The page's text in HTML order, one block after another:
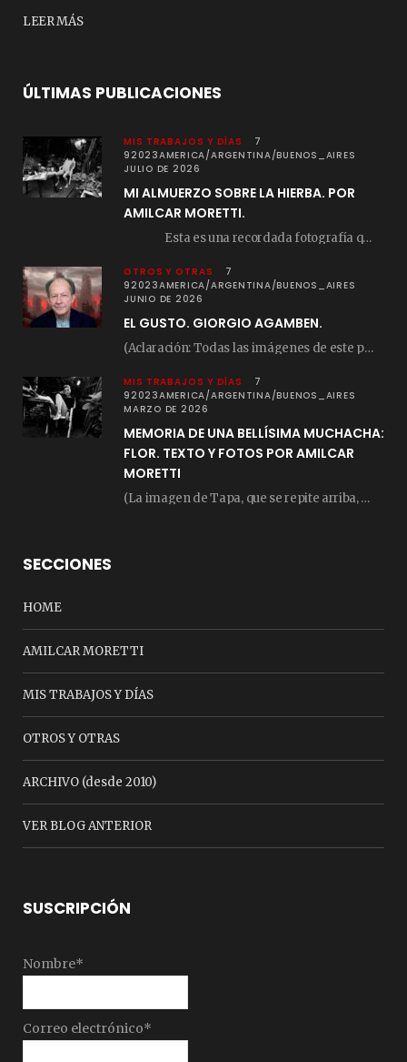
LEER MÁS
ÚLTIMAS PUBLICACIONES
MIS TRABAJOS Y DÍAS
7
92023AMERICA/ARGENTINA/BUENOS_AIRES
JULIO DE 2026
MI ALMUERZO SOBRE LA HIERBA. POR
AMILCAR MORETTI.
Esta es una recordada fotografía que registré…
OTROS Y OTRAS
7
92023AMERICA/ARGENTINA/BUENOS_AIRES
JUNIO DE 2026
EL GUSTO. GIORGIO AGAMBEN.
(Aclaración: Todas las imágenes de este posteo fueron tomadas de Bloghemia.com, y todos los…
MIS TRABAJOS Y DÍAS
7
92023AMERICA/ARGENTINA/BUENOS_AIRES
MARZO DE 2026
MEMORIA DE UNA BELLÍSIMA MUCHACHA:
FLOR. TEXTO Y FOTOS POR AMILCAR
MORETTI
(La imagen de Tapa, que se repite arriba, fue compuesta por Amilcar Moretti el viernes…
SECCIONES
HOME
AMILCAR MORETTI
MIS TRABAJOS Y DÍAS
OTROS Y OTRAS
ARCHIVO (desde 2010)
VER BLOG ANTERIOR
SUSCRIPCIÓN
Nombre*
Correo electrónico*